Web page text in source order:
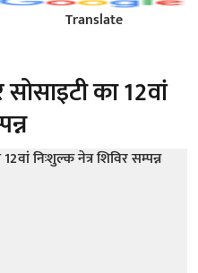
Translate
सोसाइटी का 12वां